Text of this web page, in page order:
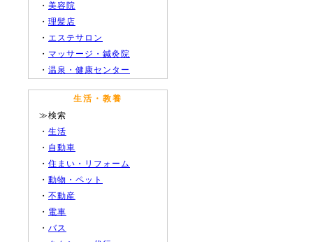
・ 美容院
・ 理髪店
・ エステサロン
・ マッサージ・鍼灸院
・ 温泉・健康センター
生活・教養
≫検索
・ 生活
・ 自動車
・ 住まい・リフォーム
・ 動物・ペット
・ 不動産
・ 電車
・ バス